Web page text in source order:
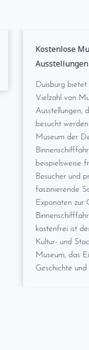
Kostenlose
Ausstellungen
Duisburg bietet
Vielzahl von
Ausstellungen,
besucht werden
Museum der
beispielsweise
Besucher und
faszinierende
Exponaten zur
kostenfrei ist
Kultur- und
Museum, das
Geschichte und